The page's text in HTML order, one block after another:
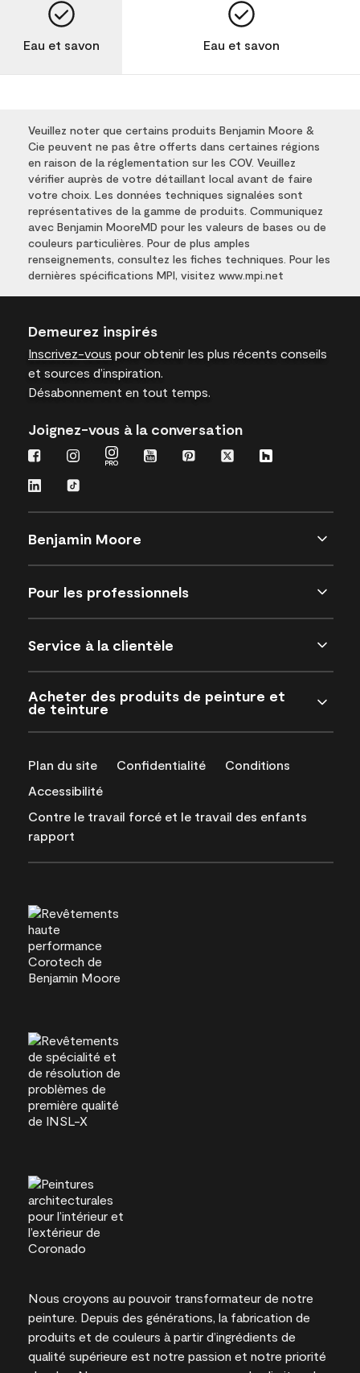
Eau et savon Eau et savon
Veuillez noter que certains produits Benjamin Moore &
Cie peuvent ne pas être offerts dans certaines régions
en raison de la réglementation sur les COV. Veuillez
vérifier auprès de votre détaillant local avant de faire
votre choix. Les données techniques signalées sont
représentatives de la gamme de produits. Communiquez
avec Benjamin MooreMD pour les valeurs de bases ou de
couleurs particulières. Pour de plus amples
renseignements, consultez les fiches techniques. Pour les
dernières spécifications MPI, visitez www.mpi.net
Demeurez inspirés
Inscrivez-vous pour obtenir les plus récents conseils
et sources d’inspiration.
Désabonnement en tout temps.
Joignez-vous à la conversation
Benjamin Moore
Pour les professionnels
Service à la clientèle
Acheter des produits de peinture et
de teinture
Plan du site Confidentialité
Conditions
Accessibilité
Contre le travail forcé et le travail des enfants
rapport
Nous croyons au pouvoir transformateur de notre
peinture. Depuis des générations, la fabrication de
produits et de couleurs à partir d’ingrédients de
qualité supérieure est notre passion et notre priorité